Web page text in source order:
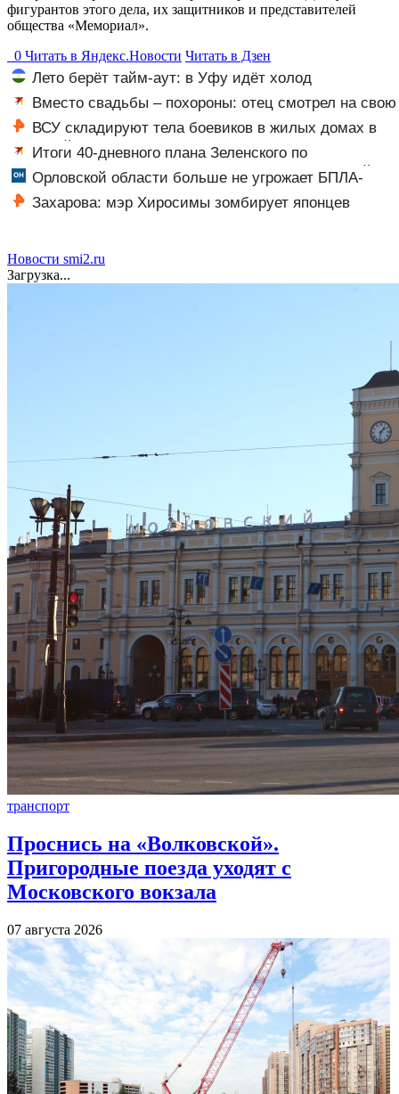
фигурантов этого дела, их защитников и представителей
общества «Мемориал».
0 Читать в Яндекс.Новости Читать в Дзен
Лето берёт тайм-аут: в Уфу идёт холод
Вместо свадьбы – похороны: отец смотрел на свою
мертвую 16-летнюю дочь и не мог сдержать слезы
ВСУ складируют тела боевиков в жилых домах в
Сумской области
Итоги 40-дневного плана Зеленского по
принуждению к миру: как ответила Россия, полный
разбор провала операции Украины от военкора Коца
Орловской области больше не угрожает БПЛА-
опасность
Захарова: мэр Хиросимы зомбирует японцев
Новости smi2.ru
Загрузка...
транспорт
Проснись на «Волковской».
Пригородные поезда уходят с
Московского вокзала
07 августа 2026